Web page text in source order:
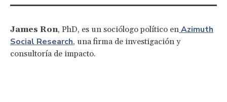
James Ron, PhD, es un sociólogo político en Azimuth
Social Research, una firma de investigación y
consultoría de impacto.